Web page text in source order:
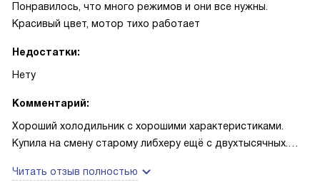
Понравилось, что много режимов и они все нужны.
Красивый цвет, мотор тихо работает
Недостатки:
Нету
Комментарий:
Хороший холодильник с хорошими характеристиками.
Купила на смену старому либхеру ещё с двухтысячных.
чем. Я не стала менять марку и отправилась искать чт-то
Читать отзыв полностью